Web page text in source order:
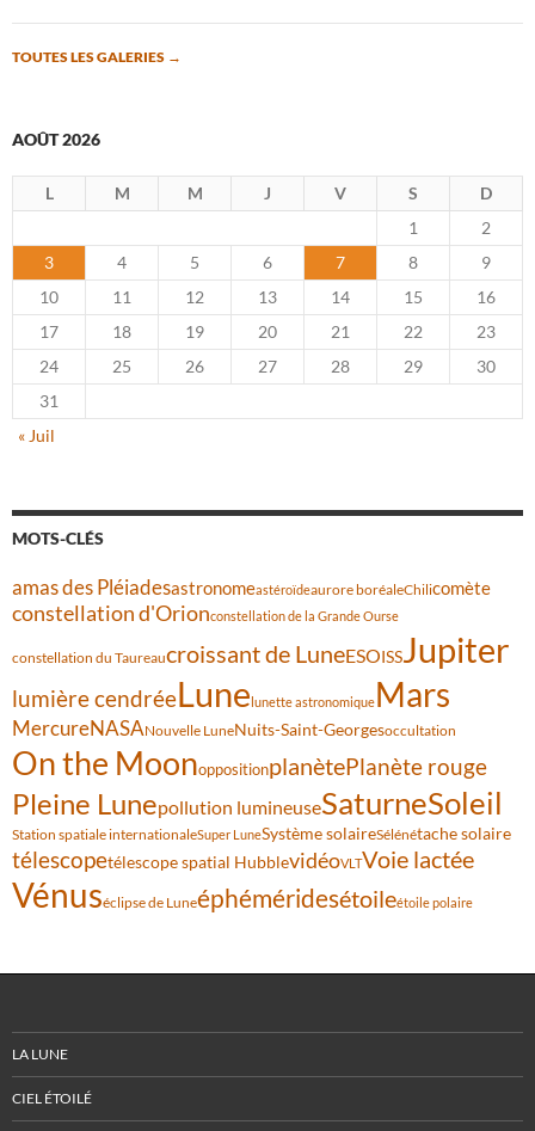
TOUTES LES GALERIES →
AOÛT 2026
L M M J V S
D
1
2
3
4 5 6 7 8
9
10
11 12 13 14 15
16
17
18 19 20 21 22
23
24
25 26 27 28 29
30
31
« Juil
MOTS-CLÉS
amas des Pléiadesastronomeastéroïdeaurore boréaleChilicomète
constellation d'Orionconstellation de la Grande Ourse
constellation du Taureaucroissant de LuneESOISSJupiter
lumière cendréeLunelunette astronomiqueMars
MercureNASANouvelle LuneNuits-Saint-Georgesoccultation
On the MoonoppositionplanètePlanète rouge
Pleine Lunepollution lumineuseSaturneSoleil
Station spatiale internationaleSuper LuneSystème solaireSélénétache solaire
télescopetélescope spatial HubblevidéoVLTVoie lactée
Vénuséclipse de Luneéphéméridesétoileétoile polaire
LA LUNE
CIEL ÉTOILÉ